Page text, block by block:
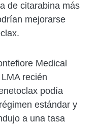
de citarabina más
mejorarse
Medical
recién
podía
estándar y
a una tasa